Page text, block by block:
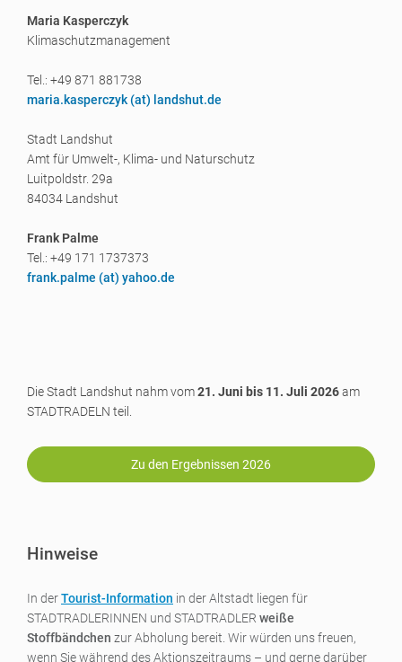
Maria Kasperczyk
Klimaschutzmanagement
Tel.: +49 871 881738
maria.kasperczyk (at) landshut.de
Stadt Landshut
Amt für Umwelt-, Klima- und Naturschutz
Luitpoldstr. 29a
84034 Landshut
Frank Palme
Tel.: +49 171 1737373
frank.palme (at) yahoo.de
Die Stadt Landshut nahm vom21. Juni bis 11. Juli 2026am
STADTRADELN teil.
Zu den Ergebnissen 2026
Hinweise
In derTourist-Information in der Altstadt liegen für
STADTRADLERINNEN und STADTRADLER weiße
Stoffbändchen zur Abholung bereit. Wir würden uns freuen,
wenn Sie während des Aktionszeitraums – und gerne darüber